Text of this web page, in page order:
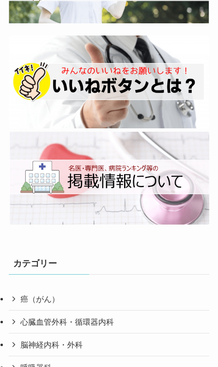
カテゴリー
癌（がん）
心臓血管外科・循環器内科
脳神経内科・外科